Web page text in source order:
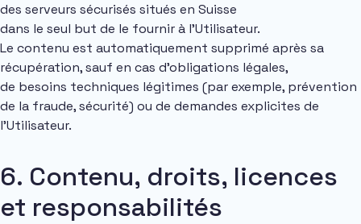
des serveurs sécurisés situés en Suisse
dans le seul but de le fournir à l’Utilisateur.
Le contenu est automatiquement supprimé après sa
récupération, sauf en cas d’obligations légales,
de besoins techniques légitimes (par exemple, prévention
de la fraude, sécurité) ou de demandes explicites de
l’Utilisateur.
6. Contenu, droits, licences
et responsabilités